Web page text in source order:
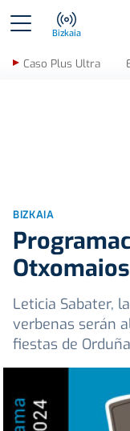
Bizkaia
Caso Plus Ultra
BIZKAIA
Leticia Sabater,
verbenas serán
fiestas de